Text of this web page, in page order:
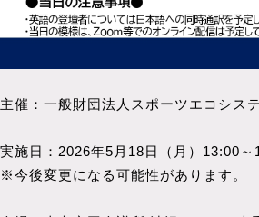
主催：一般財団法人スポーツエコシス
実施日：2026年5月18日（月）13:00
※今後変更になる可能性があります。